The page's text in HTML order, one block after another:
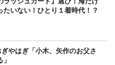
たいない！ひとり１着時代！？
やはぎ「小木、矢作のお父さ